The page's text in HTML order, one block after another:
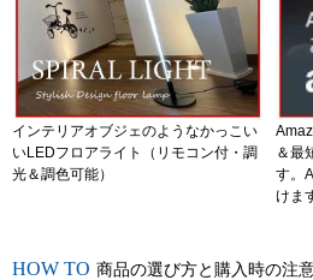
インテリアオブジェのようなかっこい
いLEDフロアライト（リモコン付・調
光＆調色可能）
＆最
す。
けま
商品の選び方と購入時の注